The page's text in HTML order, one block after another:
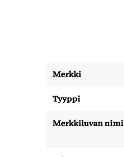
Merkki
Tyyppi
Merkkiluvan nimi